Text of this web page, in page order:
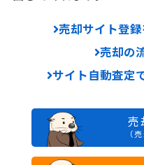
売却サイト登録
売却の
サイト自動査定
売
（